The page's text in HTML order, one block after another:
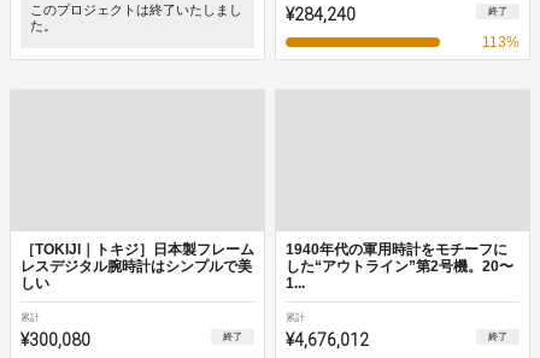
このプロジェクトは終了いたしまし
た。
¥284,240 終了
113%
［TOKIJI｜トキジ］日本製フレーム
レスデジタル腕時計はシンプルで美
しい
累計
¥300,080 終了
1940年代の軍用時計をモチーフに
した“アウトライン”第2号機。20〜
1...
累計
¥4,676,012 終了